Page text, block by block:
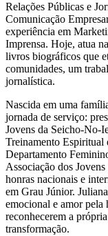
Relações Públicas e
Comunicação
experiência em
Imprensa. Hoje, atua
livros biográficos que
comunidades, um
jornalística.
Nascida em uma
jornada de serviço:
Jovens da Seicho-No-
Treinamento Espiritual
Departamento
Associação dos
honras nacionais e
em Grau Júnior.
emocional e amor pela
reconhecerem a
transformação.